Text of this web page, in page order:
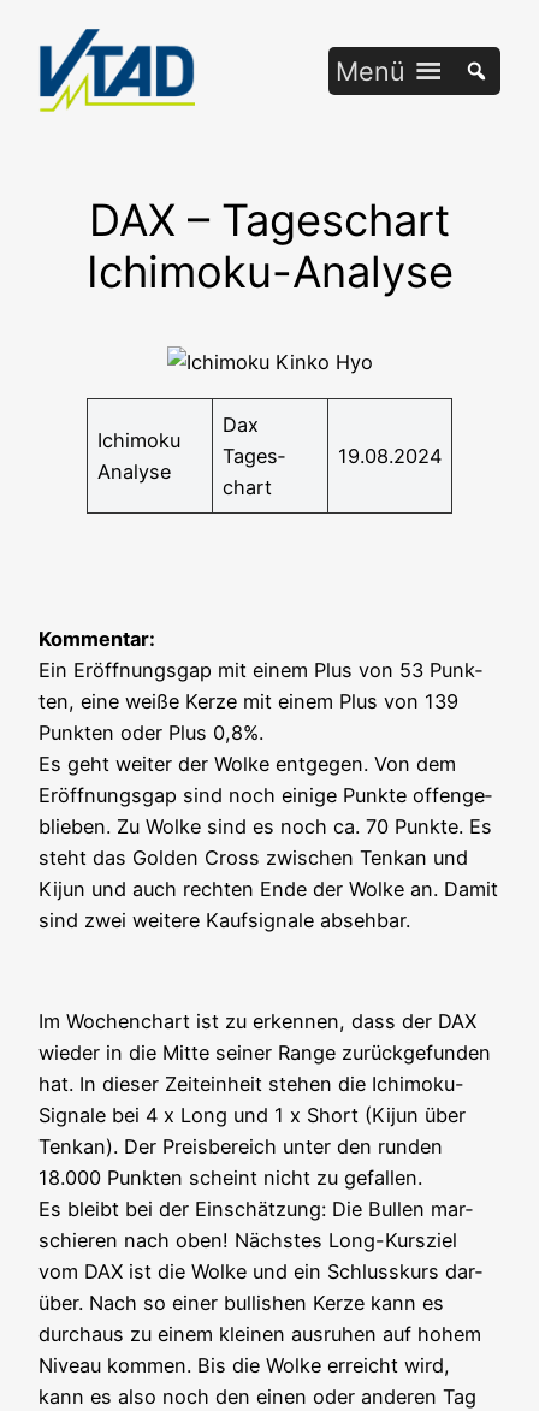
springen
Menü
DAX – Tageschart
Ichimoku-Analyse
Ichi­mo­ku
Analyse
Dax
Tages­
chart
19.08.2024
Kom­men­tar:
Ein Eröff­nungs­gap mit einem Plus von 53 Punk­
ten, eine wei­ße Ker­ze mit einem Plus von 139
Punk­ten oder Plus 0,8%.
Es geht wei­ter der Wol­ke ent­ge­gen. Von dem
Eröff­nungs­gap sind noch eini­ge Punk­te offen­ge­
blie­ben. Zu Wol­ke sind es noch ca. 70 Punk­te. Es
steht das Gol­den Cross zwi­schen Ten­kan und
Kijun und auch rech­ten Ende der Wol­ke an. Damit
sind zwei wei­te­re Kauf­si­gna­le absehbar.
Im Wochen­chart ist zu erken­nen, dass der DAX
wie­der in die Mit­te sei­ner Ran­ge zurück­ge­fun­den
hat. In die­ser Zeit­ein­heit ste­hen die Ichi­mo­ku-
Signa­le bei 4 x Long und 1 x Short (Kijun über
Ten­kan). Der Preis­be­reich unter den run­den
18.000 Punk­ten scheint nicht zu gefal­len.
Es bleibt bei der Ein­schät­zung: Die Bul­len mar­
schie­ren nach oben! Nächs­tes Long-Kurs­ziel
vom DAX ist die Wol­ke und ein Schluss­kurs dar­
über. Nach so einer bul­lishen Ker­ze kann es
durch­aus zu einem klei­nen aus­ru­hen auf hohem
Niveau kom­men. Bis die Wol­ke erreicht wird,
kann es also noch den einen oder ande­ren Tag